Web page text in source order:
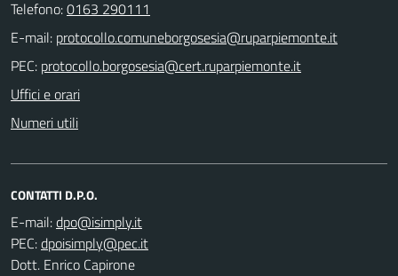
Telefono:0163 290111
E-mail:
PEC:
Uffici e orari
Numeri utili
CONTATTI D.P.O.
E-mail:
PEC:
Dott. Enrico Capirone